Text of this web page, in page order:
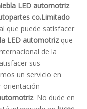
LED automotriz
co.Limitado
que puede satisfacer
LED automotrizque
de la
sus
un servicio en
orientación
. No dude en